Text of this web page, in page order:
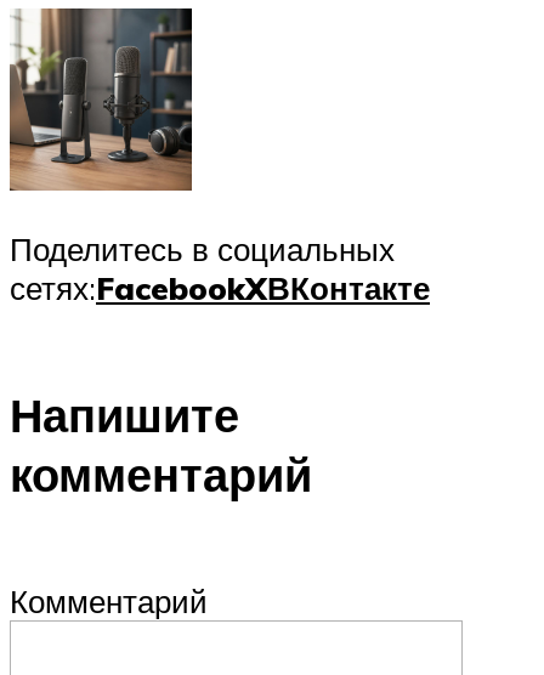
Поделитесь в социальных
сетях:FacebookXВКонтакте
Напишите
комментарий
Комментарий